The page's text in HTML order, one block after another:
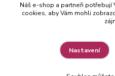
Náš e-shop a partneři potřebují
cookies, aby Vám mohli
Nastavení